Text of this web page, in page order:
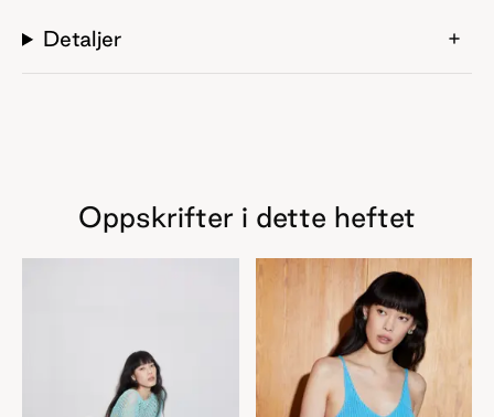
singlet, samt to tykkere gensere til kjøligere kvelder.
Detaljer
Oppskrifter i dette heftet